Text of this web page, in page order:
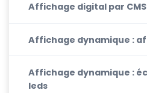
Affichage digital par
Affichage dynamique :
Affichage dynamique :
leds